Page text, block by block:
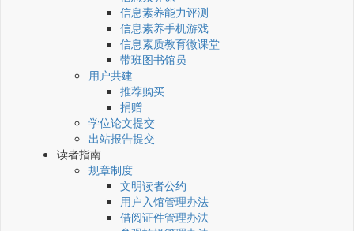
信息素养能力评测
信息素养手机游戏
信息素质教育微课堂
带班图书馆员
用户共建
推荐购买
捐赠
学位论文提交
出站报告提交
读者指南
规章制度
文明读者公约
用户入馆管理办法
借阅证件管理办法